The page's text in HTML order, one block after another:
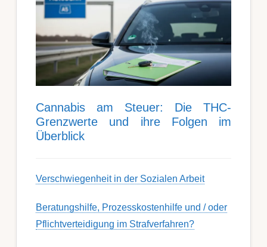
Can­nabis am Steu­er: Die THC-
Grenz­werte und ihre Folgen im
Über­blick
Ver­schwieg­en­heit in der Soz­ial­en Ar­beit
Berat­ungs­hil­fe, Pro­zess­kost­en­hilfe und / oder
Pflicht­ver­teidig­ung im Strafverfahren?